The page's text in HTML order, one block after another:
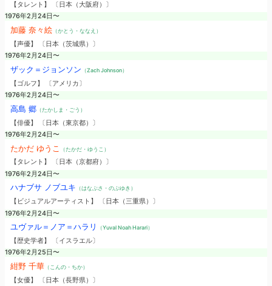
【タレント】 〔日本（大阪府）〕
1976年2月24日〜
加藤 奈々絵（かとう・ななえ）
【声優】 〔日本（茨城県）〕
1976年2月24日〜
ザック＝ジョンソン （Zach Johnson）
【ゴルフ】 〔アメリカ〕
1976年2月24日〜
高島 郷（たかしま・ごう）
【俳優】 〔日本（東京都）〕
1976年2月24日〜
たかだ ゆうこ （たかだ・ゆうこ）
【タレント】 〔日本（京都府）〕
1976年2月24日〜
ハナブサ ノブユキ （はなぶさ・のぶゆき）
【ビジュアルアーティスト】 〔日本（三重県）〕
1976年2月24日〜
ユヴァル＝ノア＝ハラリ （Yuval Noah Harari）
【歴史学者】 〔イスラエル〕
1976年2月25日〜
紺野 千華（こんの・ちか）
【女優】 〔日本（長野県）〕